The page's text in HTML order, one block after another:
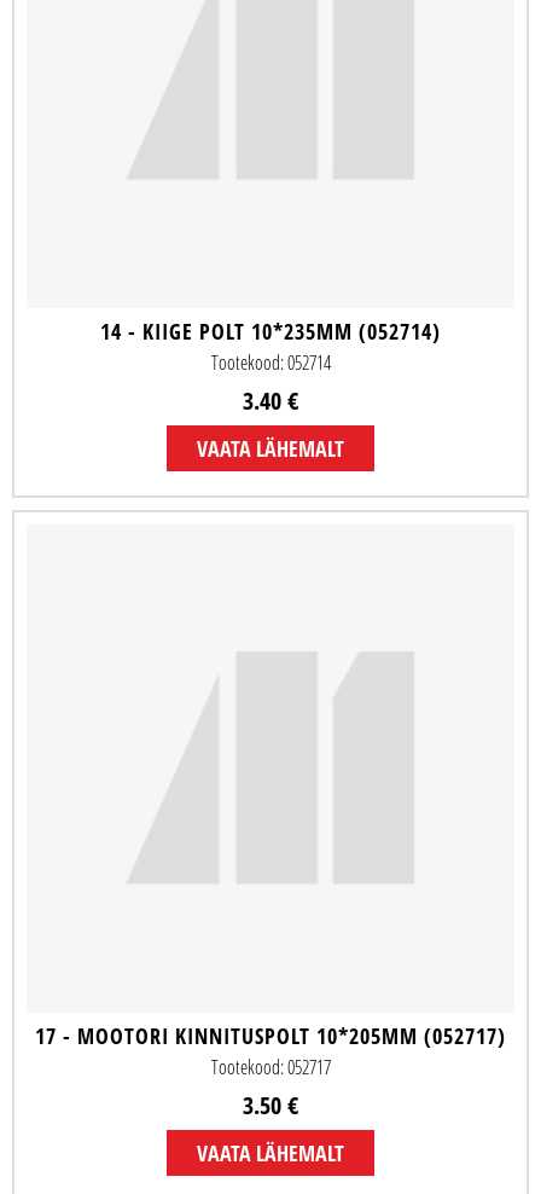
14 - KIIGE POLT 10*235MM (052714)
Tootekood: 052714
3.40 €
VAATA LÄHEMALT
17 - MOOTORI KINNITUSPOLT 10*205MM (052717)
Tootekood: 052717
3.50 €
VAATA LÄHEMALT